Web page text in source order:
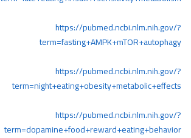
https://pubmed.ncbi.nlm.nih.gov/?
term=fasting+AMPK+mTOR+autophagy
https://pubmed.ncbi.nlm.nih.gov/?
term=night+eating+obesity+metabolic+effects
https://pubmed.ncbi.nlm.nih.gov/?
term=dopamine+food+reward+eating+behavior